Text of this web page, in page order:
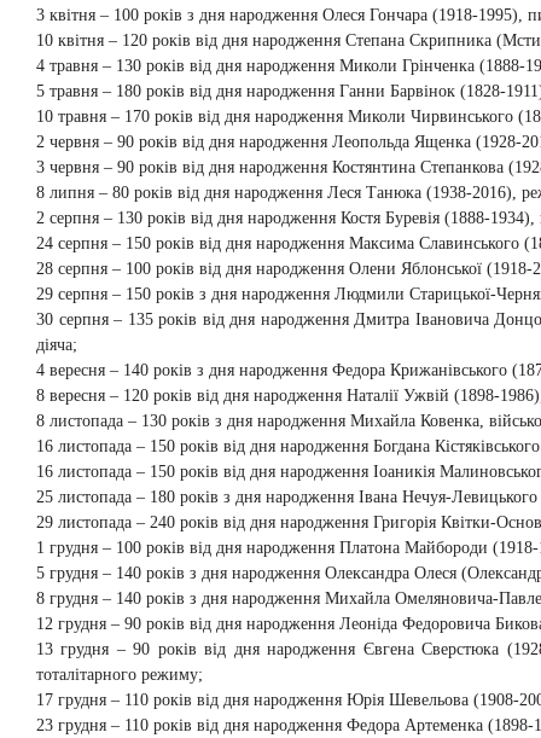
3 квітня – 100 років з дня народження Олеся Гончара (1918-1995),
10 квітня – 120 років від дня народження Степана Скрипника
4 травня – 130 років від дня народження Миколи Грінченка (1888-
5 травня – 180 років від дня народження Ганни Барвінок (1828-
10 травня – 170 років від дня народження Миколи Чирвинського
2 червня – 90 років від дня народження Леопольда Ященка (1928-
3 червня – 90 років від дня народження Костянтина Степанкова
8 липня – 80 років від дня народження Леся Танюка (1938-2016),
2 серпня – 130 років від дня народження Костя Буревія (1888-
24 серпня – 150 років від дня народження Максима Славинського
28 серпня – 100 років від дня народження Олени Яблонської (1918-
29 серпня – 150 років з дня народження Людмили Старицької-
30 серпня – 135 років від дня народження Дмитра Івановича
діяча;
4 вересня – 140 років з дня народження Федора Крижанівського
8 вересня – 120 років від дня народження Наталії Ужвій (1898-
8 листопада – 130 років з дня народження Михайла Ковенка,
16 листопада – 150 років від дня народження Богдана
16 листопада – 150 років від дня народження Іоаникія
25 листопада – 180 років з дня народження Івана Нечуя-
29 листопада – 240 років від дня народження Григорія Квітки-
1 грудня – 100 років від дня народження Платона Майбороди
5 грудня – 140 років з дня народження Олександра Олеся
8 грудня – 140 років з дня народження Михайла Омеляновича-
12 грудня – 90 років від дня народження Леоніда Федоровича
13 грудня – 90 років від дня народження Євгена Сверстюка
тоталітарного режиму;
17 грудня – 110 років від дня народження Юрія Шевельова (1908-
23 грудня – 110 років від дня народження Федора Артеменка